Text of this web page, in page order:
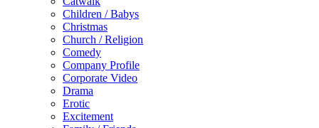
Children / Babys
Christmas
Church / Religion
Comedy
Company Profile
Corporate Video
Drama
Erotic
Excitement